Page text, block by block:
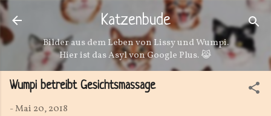
Direkt zum Hauptbereich
Katzenbude
Bilder aus dem Leben von Lissy und Wumpi.
Hier ist das Asyl von Google Plus. 😹
Wumpi betreibt Gesichtsmassage
-Mai 20, 2018